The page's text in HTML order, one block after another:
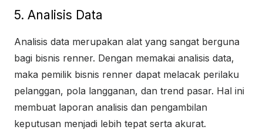
5. Analisis Data
Analisis data merupakan alat yang sangat berguna
bagi bisnis renner. Dengan memakai analisis data,
maka pemilik bisnis renner dapat melacak perilaku
pelanggan, pola langganan, dan trend pasar. Hal ini
membuat laporan analisis dan pengambilan
keputusan menjadi lebih tepat serta akurat.